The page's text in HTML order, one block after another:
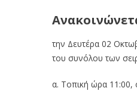
την Δευτέρα 02
του συνόλου των
α. Τοπική ώρα 11:00,